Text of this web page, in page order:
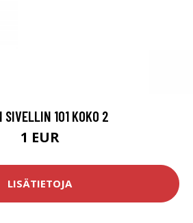
SIVELLIN 101 KOKO 2
1 EUR
LISÄTIETOJA